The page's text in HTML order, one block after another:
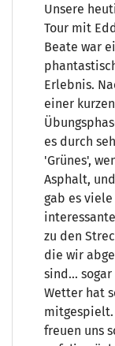
Unsere
Tour mit
Beate war
Erlebnis.
einer kurzen
es durch
'Grünes',
Asphalt,
gab es viele
zu den
die wir
sind... sogar
Wetter hat
mitgespielt.
freuen uns